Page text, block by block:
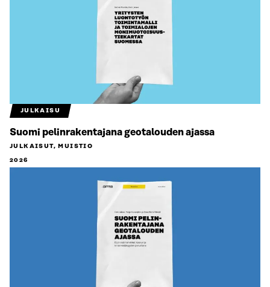
JULKAISU
Suomi pelinrakentajana geotalouden ajassa
JULKAISUT, MUISTIO
2026